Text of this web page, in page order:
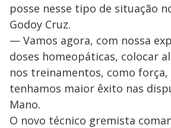
posse nesse tipo de situação
Godoy Cruz.
— Vamos agora, com nossa
doses homeopáticas, colocar
nos treinamentos, como força,
tenhamos maior êxito nas
Mano.
O novo técnico gremista